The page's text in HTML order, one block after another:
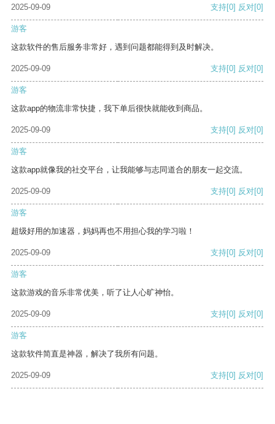
2025-09-09
支持[0] 反对[0]
游客
这款软件的售后服务非常好，遇到问题都能得到及时解决。
2025-09-09 支持[0] 反对[0]
游客
这款app的物流非常快捷，我下单后很快就能收到商品。
2025-09-09 支持[0] 反对[0]
游客
这款app就像我的社交平台，让我能够与志同道合的朋友一起交流。
2025-09-09 支持[0] 反对[0]
游客
超级好用的加速器，妈妈再也不用担心我的学习啦！
2025-09-09 支持[0] 反对[0]
游客
这款游戏的音乐非常优美，听了让人心旷神怡。
2025-09-09 支持[0] 反对[0]
游客
这款软件简直是神器，解决了我所有问题。
2025-09-09 支持[0] 反对[0]